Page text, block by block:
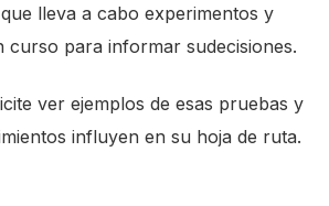
lleva a cabo experimentos y
curso para informar sudecisiones.
ver ejemplos de esas pruebas y
influyen en su hoja de ruta.